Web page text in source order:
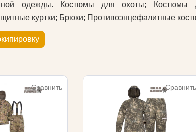
одежды. Костюмы для охоты; Костюмы
куртки; Брюки; Противоэнцефалитные
Сравнить Сравнить